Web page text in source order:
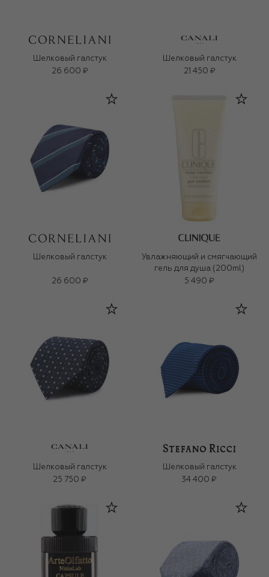
Шелковый галстук
26 600 ₽
Шелковый галстук
21 450 ₽
Шелковый галстук
26 600 ₽
Увлажняющий и смягчающий
гель для душа (200ml)
5 490 ₽
Шелковый галстук
25 750 ₽
Шелковый галстук
34 400 ₽